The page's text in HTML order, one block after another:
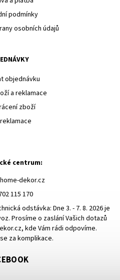
podmínky
osobních údajů
objednávku
a reklamace
zboží
centrum:
home-dekor.cz
115 170
odstávka: Dne 3. - 7. 8. 2026 je
Prosíme o zaslání Vašich dotazů
kde Vám rádi odpovíme.
za komplikace.